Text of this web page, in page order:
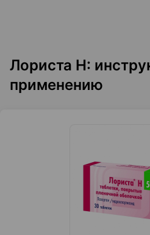
Лориста Н:
применению